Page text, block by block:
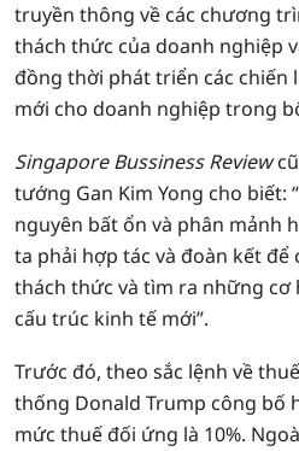
truyền thông về các chương
thách thức của doanh nghiệp
đồng thời phát triển các chiến
mới cho doanh nghiệp trong
Singapore Bussiness Review
tướng Gan Kim Yong cho biết:
nguyên bất ổn và phân mảnh
ta phải hợp tác và đoàn kết
thách thức và tìm ra những
cấu trúc kinh tế mới”.
Trước đó, theo sắc lệnh về
thống Donald Trump công bố
mức thuế đối ứng là 10%.